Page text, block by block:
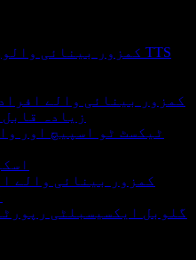
کمزور بینائی والے
زیادہ
ٹیکسٹ ٹو اسپیچ اور
کمزور بینائی والے
گلوبل ایکسیسبلٹی